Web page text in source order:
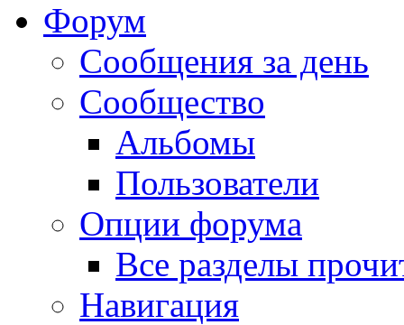
Форум
Сообщения за день
Сообщество
Альбомы
Пользователи
Опции форума
Все разделы
Навигация